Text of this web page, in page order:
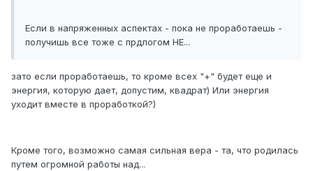
Если в напряженных аспектах - пока не проработаешь -
получишь все тоже с прдлогом НЕ...
зато если проработаешь, то кроме всех "+" будет еще и
энергия, которую дает, допустим, квадрат) Или энергия
уходит вместе в проработкой?)
Кроме того, возможно самая сильная вера - та, что родилась
путем огромной работы над...